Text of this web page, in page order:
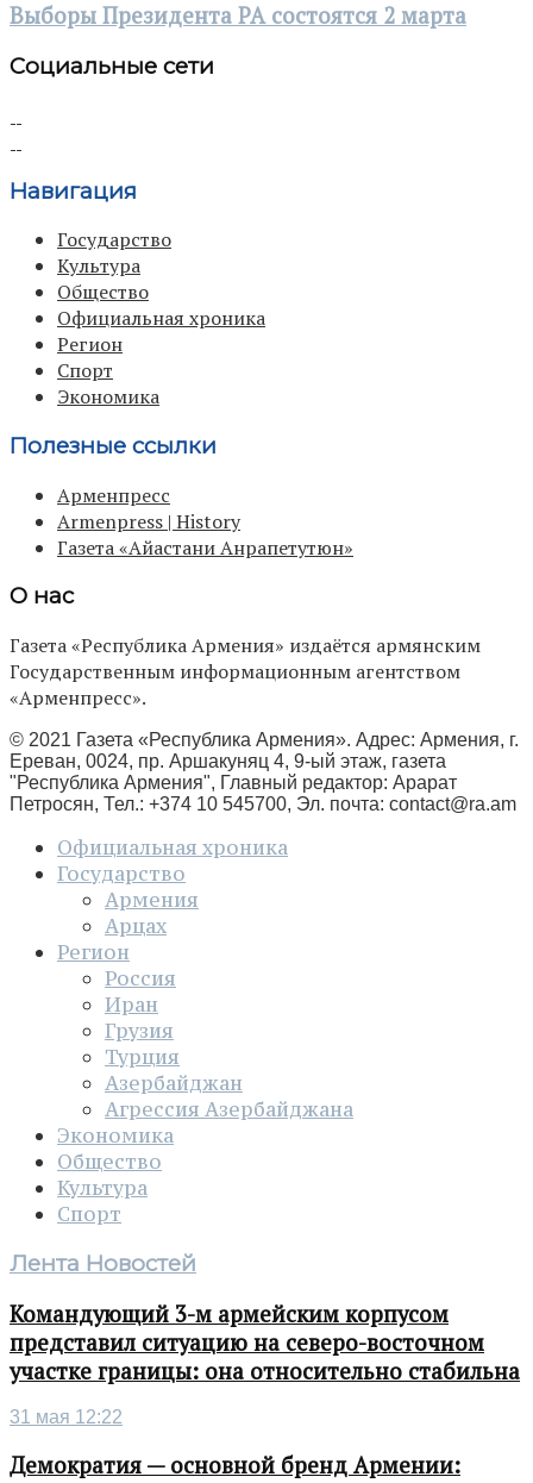
Выборы Президента РА состоятся 2 марта
Социальные сети
Навигация
Государство
Культура
Общество
Официальная хроника
Регион
Спорт
Экономика
Полезные ссылки
Арменпресс
Armenpress | History
Газета «Айастани Анрапетутюн»
О нас
Газета «Республика Армения» издаётся армянским
Государственным информационным агентством
«Арменпресс».
© 2021 Газета «Республика Армения». Адрес: Армения, г.
Ереван, 0024, пр. Аршакуняц 4, 9-ый этаж, газета
"Республика Армения", Главный редактор: Арарат
Петросян, Тел.: +374 10 545700, Эл. почта: contact@ra.am
Официальная хроника
Государство
Армения
Арцах
Регион
Россия
Иран
Грузия
Турция
Азербайджан
Агрессия Азербайджана
Экономика
Общество
Культура
Спорт
Лента Новостей
Командующий 3-м армейским корпусом
представил ситуацию на северо-восточном
участке границы: она относительно стабильна
31 мая 12:22
Демократия — основной бренд Армении: